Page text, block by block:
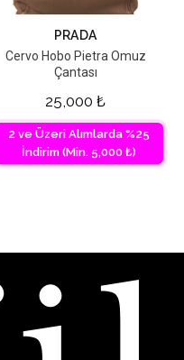
PRADA
Cervo Hobo Pietra Omuz
Çantası
25,000 ₺
2 ve Üzeri Alımlarda %25
İndirim (Min. 5,000 ₺)